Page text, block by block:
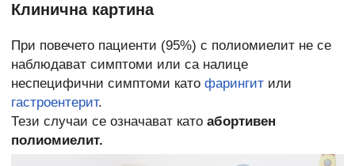
Клинична картина
При повечето пациенти (95%) с полиомиелит не се
наблюдават симптоми или са налице
неспецифични симптоми като фарингит или
гастроентерит.
Тези случаи се означават като абортивен
полиомиелит.